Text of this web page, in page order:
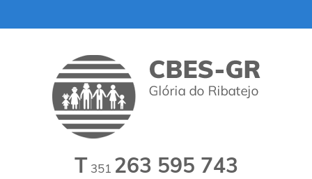
T 351 263 595 743